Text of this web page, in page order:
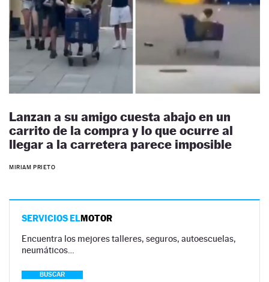
Lanzan a su amigo cuesta abajo en un
carrito de la compra y lo que ocurre al
llegar a la carretera parece imposible
MIRIAM PRIETO
SERVICIOS ELMOTOR
Encuentra los mejores talleres, seguros, autoescuelas,
neumáticos…
BUSCAR